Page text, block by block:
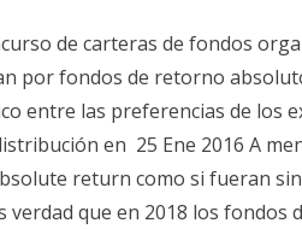
de carteras de fondos
por fondos de retorno
entre las preferencias de los
en 25 Ene 2016 A
return como si fueran
verdad que en 2018 los